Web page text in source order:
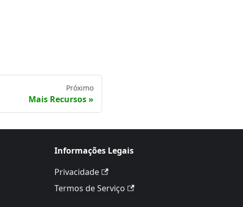
Próximo
Mais Recursos
Informações Legais
Privacidade
Termos de Serviço